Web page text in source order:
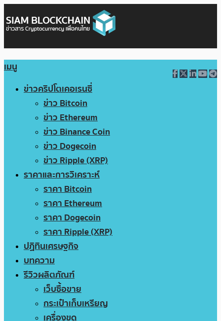
เมนู
ข่าวคริปโตเคอเรนซี่
ข่าว Bitcoin
ข่าว Ethereum
ข่าว Binance Coin
ข่าว Dogecoin
ข่าว Ripple (XRP)
ราคาและการวิเคราะห์
ราคา Bitcoin
ราคา Ethereum
ราคา Dogecoin
ราคา Ripple (XRP)
ปฏิทินเศรษฐกิจ
บทความ
รีวิวผลิตภัณฑ์
เว็บซื้อขาย
กระเป๋าเก็บเหรียญ
เครื่องขุด